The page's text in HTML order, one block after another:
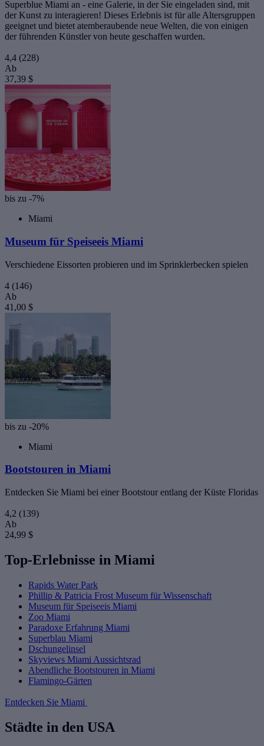
Superblue Miami an - eine Galerie, in der Sie eingeladen sind, mit
der Kunst zu interagieren! Dieses Erlebnis ist für alle Altersgruppen
geeignet und bietet atemberaubende neue Welten, die von einigen
der führenden Künstler von heute geschaffen wurden.
4,4 (228)
Ab
37,39 $
bis zu -7%
Miami
Museum für Speiseeis Miami
Verschiedene Eissorten probieren und im Sprinklerbecken spielen
4 (146)
Ab
41,00 $
bis zu -20%
Miami
Bootstouren in Miami
Entdecken Sie Miami bei einer Bootstour entlang der Küste Floridas
4,2 (139)
Ab
24,99 $
Top-Erlebnisse in Miami
Rapids Water Park
Phillip & Patricia Frost Museum für Wissenschaft
Museum für Speiseeis Miami
Zoo Miami
Paradoxe Erfahrung Miami
Superblau Miami
Dschungelinsel
Skyviews Miami Aussichtsrad
Abendliche Bootstouren in Miami
Flamingo-Gärten
Entdecken Sie Miami
Städte in den USA